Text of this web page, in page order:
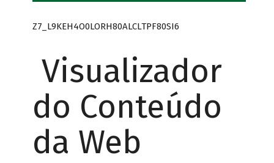
Z7_L9KEH4O0LORH80ALCLTPF80SI6
Visualizador
do Conteúdo
da Web